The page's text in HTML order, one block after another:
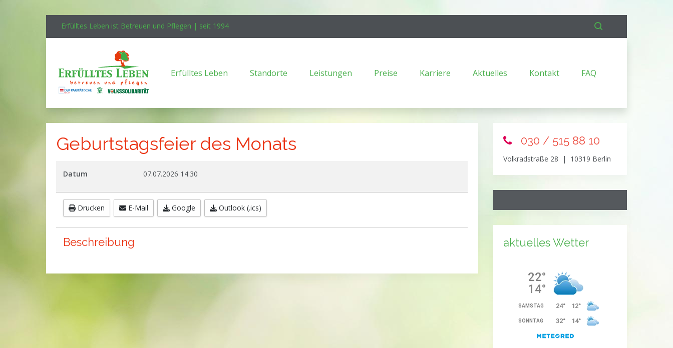
Erfülltes Leben ist Betreuen und Pflegen | seit 1994
Erfülltes Leben Standorte Leistungen Preise Karriere Aktuelles Kontakt FAQ
Geburtstagsfeier des Monats
Datum 07.07.2026 14:30
Drucken E-Mail Google Outlook (.ics)
Beschreibung
030 / 515 88 10
Volkradstraße 28 | 10319 Berlin
aktuelles Wetter